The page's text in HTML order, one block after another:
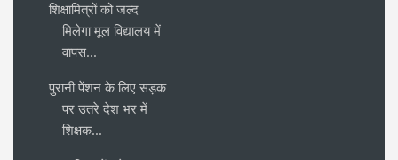
शिक्षामित्रों को जल्द
मिलेगा मूल विद्यालय में
वापस...
पुरानी पेंशन के लिए सड़क
पर उतरे देश भर में
शिक्षक...